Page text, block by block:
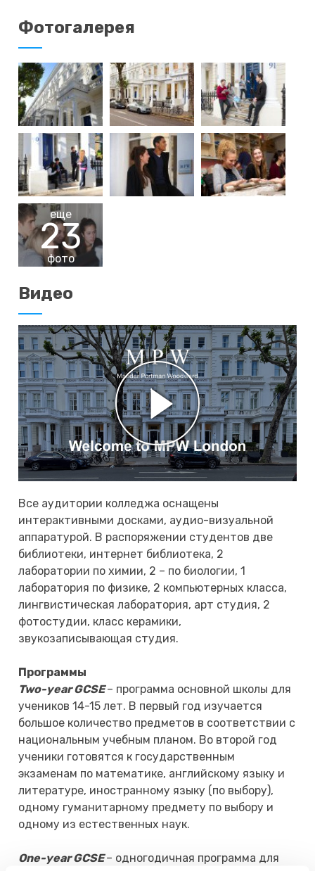
Фотогалерея
еще
23
фото
Видео
Все аудитории колледжа оснащены
интерактивными досками, аудио-визуальной
аппаратурой. В распоряжении студентов две
библиотеки, интернет библиотека, 2
лаборатории по химии, 2 – по биологии, 1
лаборатория по физике, 2 компьютерных класса,
лингвистическая лаборатория, арт студия, 2
фотостудии, класс керамики,
звукозаписывающая студия.
Программы
Two-year GCSE– программа основной школы для
учеников 14-15 лет. В первый год изучается
большое количество предметов в соответствии с
национальным учебным планом. Во второй год
ученики готовятся к государственным
экзаменам по математике, английскому языку и
литературе, иностранному языку (по выбору),
одному гуманитарному предмету по выбору и
одному из естественных наук.
One-year GCSE– одногодичная программа для